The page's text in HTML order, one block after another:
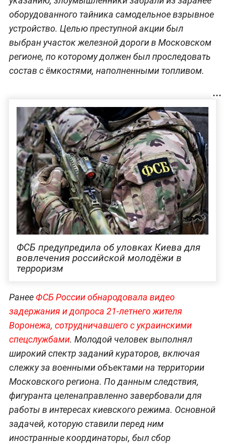
оборудованного тайника самодельное взрывное
устройство. Целью преступной акции был
выбран участок железной дороги в Московском
регионе, по которому должен был проследовать
состав с ёмкостями, наполненными топливом.
ФСБ предупредила об уловках Киева для
вовлечения российской молодёжи в
терроризм
Ранее ФСБ России обнародовала видео
задержания и допроса 21-летнего жителя
Воронежа, сотрудничавшего с украинскими
спецслужбами. Молодой человек выполнял
широкий спектр заданий кураторов, включая
слежку за военными объектами на территории
Московского региона. По данным следствия,
фигуранта целенаправленно завербовали для
работы в интересах киевского режима. Основной
задачей, которую ставили перед ним
иностранные координаторы, был сбор